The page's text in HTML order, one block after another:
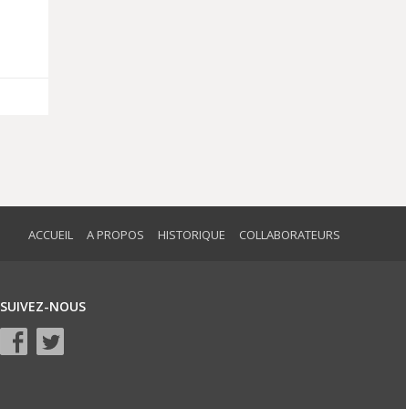
ACCUEIL A PROPOS HISTORIQUE COLLABORATEURS
SUIVEZ-NOUS